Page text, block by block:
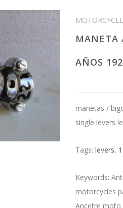
MANETA
AÑOS
manetas /
single levers
Tags: levers,
Keywords:
motorcycles
Ancetre moto